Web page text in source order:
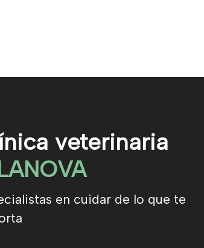
veterinaria
en cuidar de lo que te